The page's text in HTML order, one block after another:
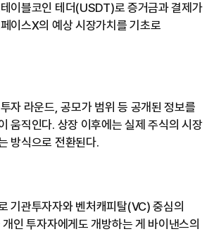
이블코인 테더(USDT)로 증거금과 결제가
이스X의 예상 시장가치를 기초로
자 라운드, 공모가 범위 등 공개된 정보를
움직인다. 상장 이후에는 실제 주식의 시장
방식으로 전환된다.
기관투자자와 벤처캐피탈(VC) 중심의
인 투자자에게도 개방하는 게 바이낸스의